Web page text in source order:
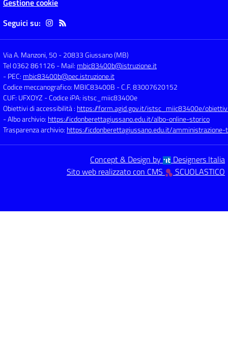
Gestione cookie
Seguici su:
Via A. Manzoni, 50-20833 Giussano (MB)
Tel 0362 861126- Mail: mbic83400b@istruzione.it
- PEC: mbic83400b@pec.istruzione.it
Codice meccanografico: MBIC83400B - C.F. 83007620152
CUF: UFXOYZ - Codice iPA: istsc_miic83400e
Obiettivi di accessibilità : https://form.agid.gov.it/istsc_miic83400e/
- Albo archivio: https://icdonberettagiussano.edu.it/albo-online-storico
Trasparenza archivio: https://icdonberettagiussano.edu.it/
Concept & Design by
Designers Italia
Sito web realizzato con CMS
SCUOLASTICO